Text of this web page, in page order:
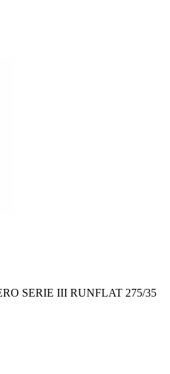
SERIE III RUNFLAT 275/35